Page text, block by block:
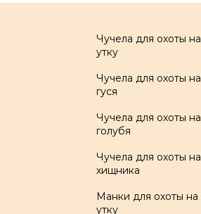
Чучела для охоты на
утку
Чучела для охоты на
гуся
Чучела для охоты на
голубя
Чучела для охоты на
хищника
Манки для охоты на
утку